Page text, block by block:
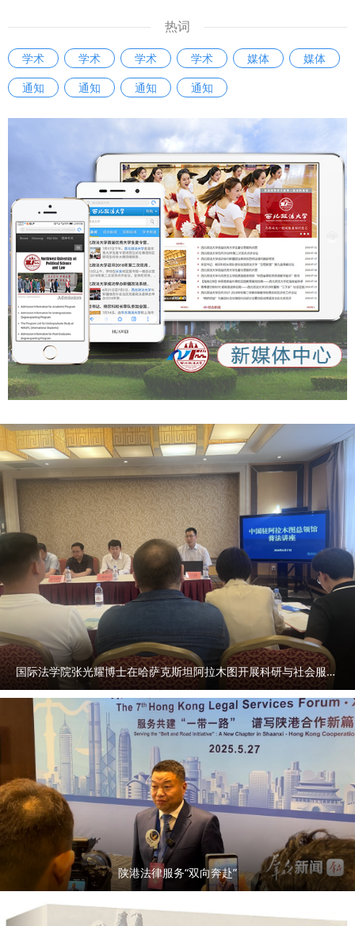
工作的领导体制和运行机制，有利于相关部门在推动哲学社会
科学工作高质量发展中凝聚共识、汇聚智慧、积聚合力。二是
进一步明确我省哲学社会科学发展的基本方位，推动工作实施
增效提质。《条例》坚持立足陕西实际形成陕西标识的重要要
定，进一步厘清我省哲学社会科学学科体系、学术体系、话语
体系的布局重点和方位导向，利于哲学社会科学机构和工作者
坚定立场、明确主业、创新成果。三是进一步激发我省哲学社
会科学发展的巨大潜能，推动成果产出精彩纷呈。《条例》通
过明确实施机制、普及职责、社会支持和宣传发布等规定，进
一步厘定我省哲学社会科学成果发布、交流活动和社会参与的
工作方式和脉络结构，利于激励人才成就自我、实现价值。
【群众新闻网】不断谱写文化强省建设的华美篇章——《陕西
省哲学社会科学发展促进条例》解读
https://esb.sxdaily.com.cn/pc/content/202510/07/content
_921074.html
热词
学术 学术 学术 学术 媒体
媒体
通知
通知 通知 通知
国际法学院张光耀博士在哈萨克斯坦阿拉木图开展科研与社会服务活动
陕港法律服务“双向奔赴”